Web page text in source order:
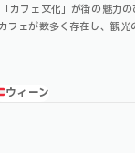
カフェ文化」が街の魅力
フェが数多く存在し、観光
ン旅行の大きな楽しみです
…
ウィーン